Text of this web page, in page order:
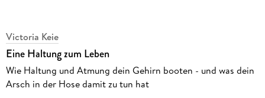
Victoria Keie
Eine Haltung zum Leben
Wie Haltung und Atmung dein Gehirn booten - und was dein
Arsch in der Hose damit zu tun hat